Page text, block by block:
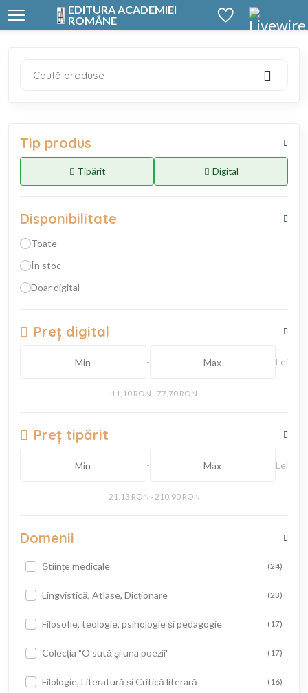
EDITURA ACADEMIEI
ROMÂNE
Tip produs
Tipărit Digital
Disponibilitate
Toate
În stoc
Doar digital
Preț digital
- Lei
11,10 RON - 77,70 RON
Preț tipărit
- Lei
21,13 RON - 210,90 RON
Domenii
Științe medicale (24)
Lingvistică, Atlase, Dicționare (23)
Filosofie, teologie, psihologie și pedagogie (17)
Colecţia "O sută şi una poezii" (17)
Filologie, Literatură și Critică literară (16)